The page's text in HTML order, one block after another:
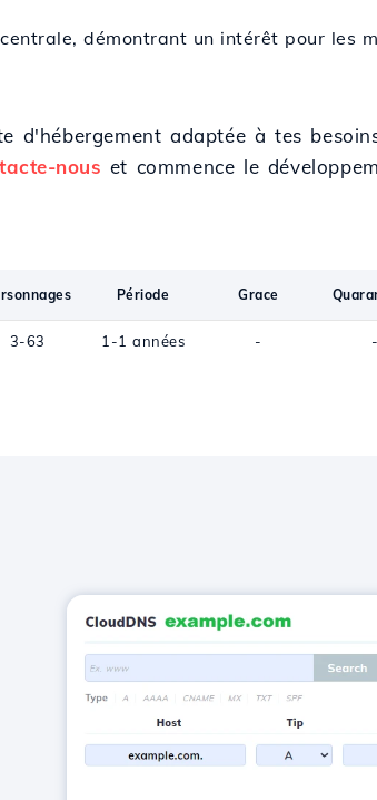
démontrant un intérêt pour les
d'hébergement adaptée à tes
nous et commence le
Période Grace
3-63 1-1 années - -